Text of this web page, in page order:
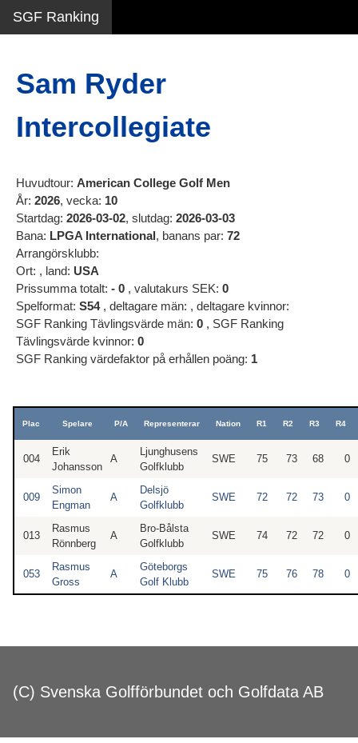
SGF Ranking
Sam Ryder
Intercollegiate
Huvudtour: American College Golf Men
År: 2026, vecka: 10
Startdag: 2026-03-02, slutdag: 2026-03-03
Bana: LPGA International, banans par: 72
Arrangörsklubb:
Ort: , land: USA
Prissumma totalt: - 0 , valutakurs SEK: 0
Spelformat: S54, deltagare män: , deltagare kvinnor:
SGF Ranking Tävlingsvärde män: 0 , SGF Ranking
Tävlingsvärde kvinnor: 0
SGF Ranking värdefaktor på erhållen poäng: 1
Plac Spelare P/A Representerar Nation R1 R2 R3 R4
004
Erik
Johansson
A
Ljunghusens
Golfklubb
SWE 75 73 68 0
009
Simon
Engman
A
Delsjö
Golfklubb
SWE 72 72 73 0
013
Rasmus
Rönnberg
A
Bro-Bålsta
Golfklubb
SWE 74 72 72 0
053
Rasmus
Gross
A
Göteborgs
Golf Klubb
SWE 75 76 78 0
(C) Svenska Golfförbundet och Golfdata AB